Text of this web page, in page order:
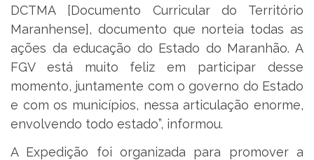
DCTMA [Documento Curricular do Território
Maranhense], documento que norteia todas as
ações da educação do Estado do Maranhão. A
FGV está muito feliz em participar desse
momento, juntamente com o governo do Estado
e com os municípios, nessa articulação enorme,
envolvendo todo estado”, informou.
A Expedição foi organizada para promover a